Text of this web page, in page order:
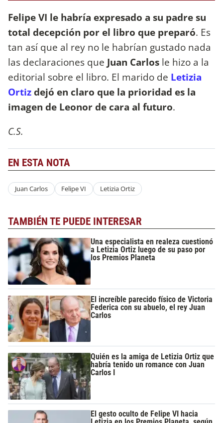
Felipe VI le habría expresado a su padre su
total decepción por el libro que preparó. Es
tan así que al rey no le habrían gustado nada
las declaraciones que Juan Carlos le hizo a la
editorial sobre el libro. El marido de Letizia
Ortizdejó en claro que la prioridad es la
imagen de Leonor de cara al futuro.
C.S.
EN ESTA NOTA
Juan Carlos Felipe VI Letizia Ortiz
TAMBIÉN TE PUEDE INTERESAR
Una especialista en realeza cuestionó
a Letizia Ortiz luego de su paso por
los Premios Planeta
El increíble parecido físico de Victoria
Federica con su abuelo, el rey Juan
Carlos
Quién es la amiga de Letizia Ortiz que
habría tenido un romance con Juan
Carlos I
El gesto oculto de Felipe VI hacia